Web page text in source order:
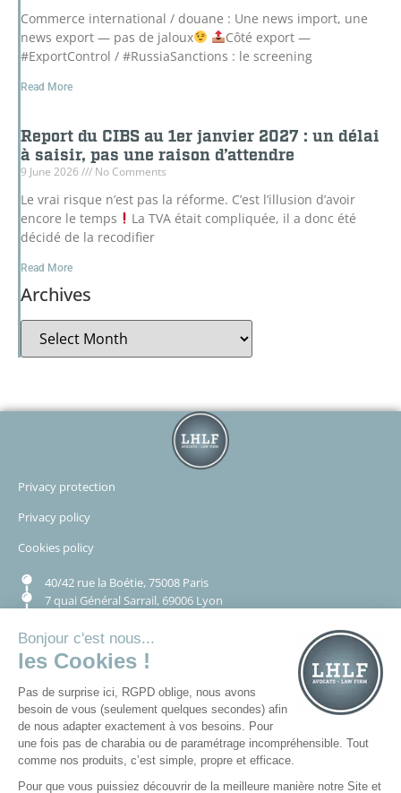
Commerce international / douane : Une news import, une
news export — pas de jaloux
Côté export —
#ExportControl / #RussiaSanctions : le screening
Read More
Report du CIBS au 1er janvier 2027 : un délai
à saisir, pas une raison d’attendre
9 June 2026 No Comments
Le vrai risque n’est pas la réforme. C’est l’illusion d’avoir
encore le temps
La TVA était compliquée, il a donc été
décidé de la recodifier
Read More
Archives
Privacy protection
Privacy policy
Cookies policy
40/42 rue la Boétie, 75008 Paris
7 quai Général Sarrail, 69006 Lyon
© Copyright 2026- LightHouse LHLF | Tous droits réservés
Conception : Cyloé